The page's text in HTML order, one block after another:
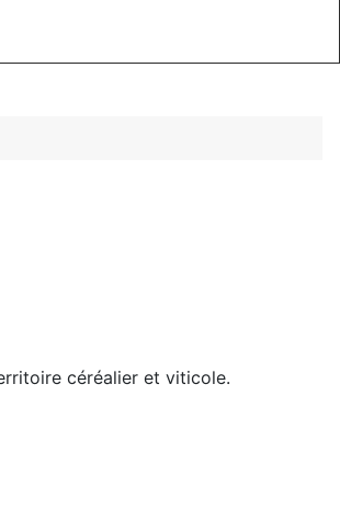
céréalier et viticole.